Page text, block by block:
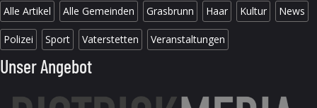
Alle Artikel Alle Gemeinden Grasbrunn Haar Kultur News
Polizei Sport Vaterstetten Veranstaltungen
Unser Angebot